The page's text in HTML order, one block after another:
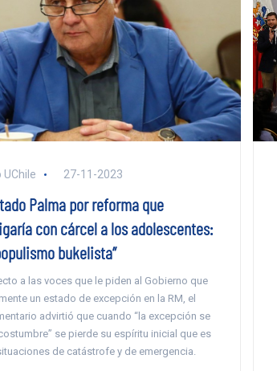
UChile 27-11-2023
Palma por reforma que
con cárcel a los adolescentes:
bukelista”
a las voces que le piden al Gobierno que
un estado de excepción en la RM, el
advirtió que cuando “la excepción se
se pierde su espíritu inicial que es
de catástrofe y de emergencia.